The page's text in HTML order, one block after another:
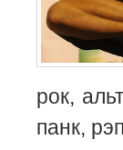
рок,
панк,